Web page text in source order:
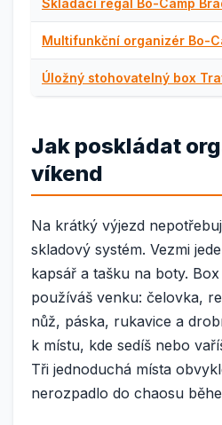
Skládací regál Bo-Camp
Multifunkční organizér Bo-
Úložný stohovatelný box
Jak poskládat
víkend
Na krátký výjezd
skladový systém. Vezmi
kapsář a tašku na boty.
používáš venku: čelovka,
nůž, páska, rukavice a
k místu, kde sedíš nebo
Tři jednoduchá místa
nerozpadlo do chaosu